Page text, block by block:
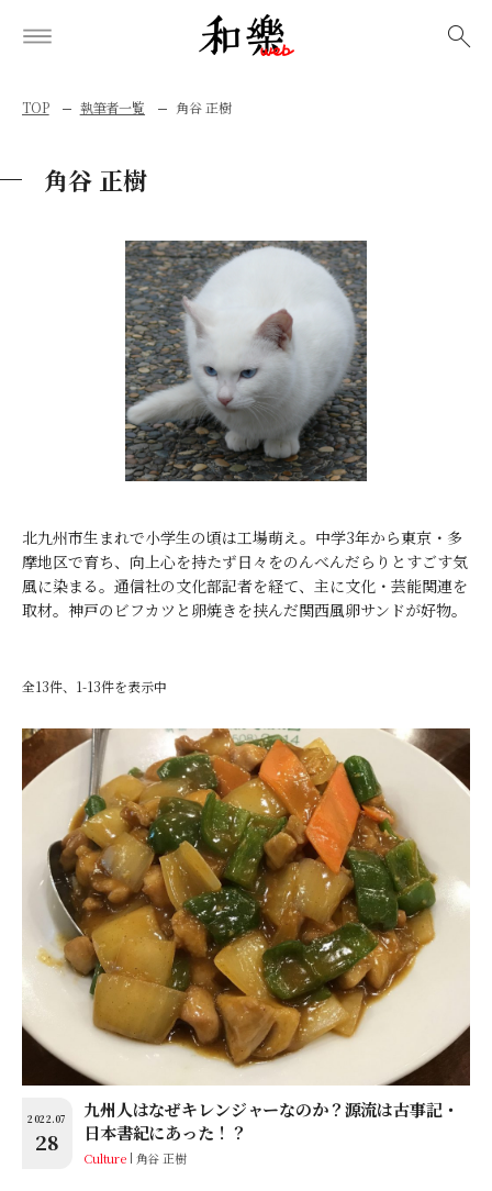
TOP 執筆者一覧 角谷 正樹
角谷 正樹
北九州市生まれで小学生の頃は工場萌え。中学3年から東京・多
摩地区で育ち、向上心を持たず日々をのんべんだらりとすごす気
風に染まる。通信社の文化部記者を経て、主に文化・芸能関連を
取材。神戸のビフカツと卵焼きを挟んだ関西風卵サンドが好物。
全13件、1-13件を表示中
2022.07
28
九州人はなぜキレンジャーなのか？源流は古事記・
日本書紀にあった！？
Culture 角谷 正樹